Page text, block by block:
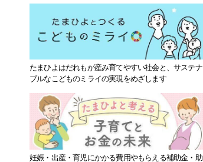
たまひよはだれもが産み育てやすい社会と、サステナ
ブルなこどものミライの実現をめざします
妊娠・出産・育児にかかる費用やもらえる補助金・助